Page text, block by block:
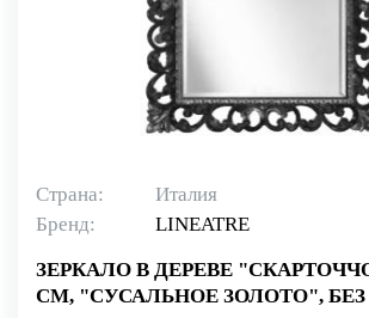
Страна:
Италия
Бренд:
LINEATRE
ЗЕРКАЛО В ДЕРЕВЕ
СМ,